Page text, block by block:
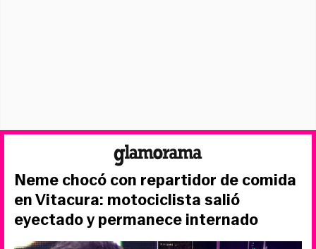
Neme chocó con repartidor de comida
en Vitacura: motociclista salió
eyectado y permanece internado